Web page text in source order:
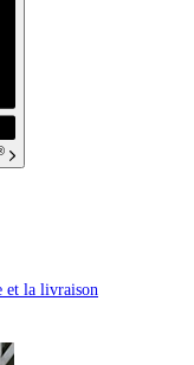
et la livraison